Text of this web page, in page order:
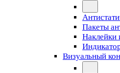
Пакеты
Наклейки
Визуальный